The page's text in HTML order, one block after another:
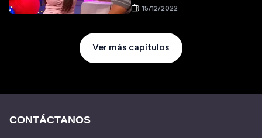
15/12/2022
Ver más capítulos
CONTÁCTANOS